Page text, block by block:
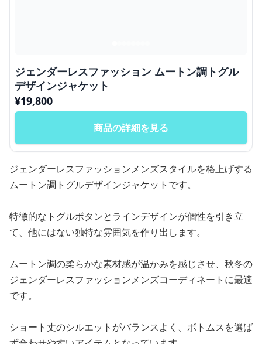
ジェンダーレスファッション ムートン調トグル
デザインジャケット
¥19,800
商品の詳細を見る
ジェンダーレスファッションメンズスタイルを格上げする
ムートン調トグルデザインジャケットです。
特徴的なトグルボタンとラインデザインが個性を引き立
て、他にはない独特な雰囲気を作り出します。
ムートン調の柔らかな素材感が温かみを感じさせ、秋冬の
ジェンダーレスファッションメンズコーディネートに最適
です。
ショート丈のシルエットがバランスよく、ボトムスを選ば